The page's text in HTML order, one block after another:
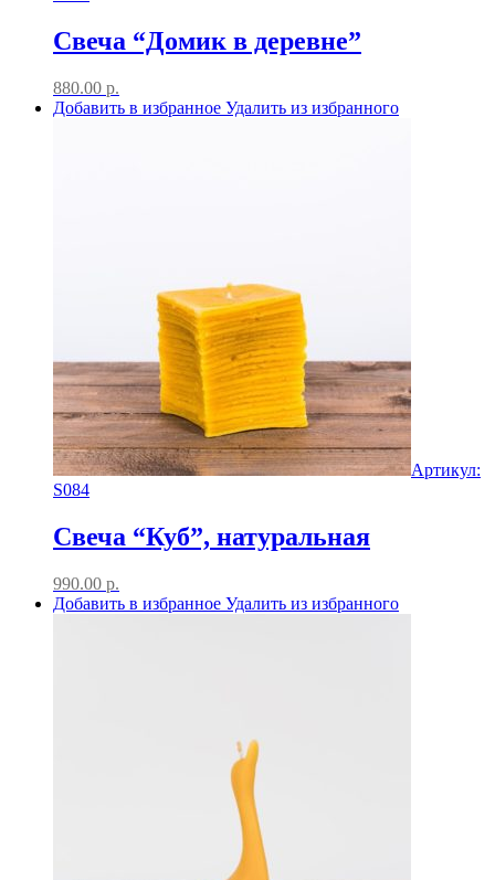
Свеча “Домик в деревне”
880.00 р.
Добавить в избранное Удалить из избранного
Артикул:
S084
Свеча “Куб”, натуральная
990.00 р.
Добавить в избранное Удалить из избранного